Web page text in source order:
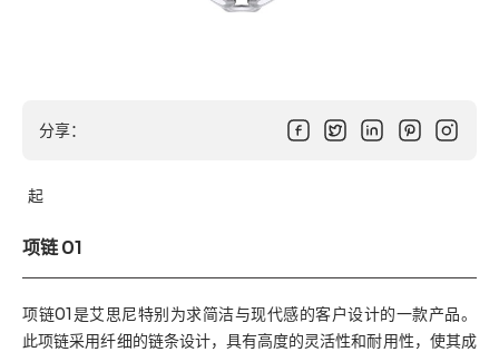
分享：
起
项链 01
项链01是艾思尼特别为求简洁与现代感的客户设计的一款产品。
此项链采用纤细的链条设计，具有高度的灵活性和耐用性，使其成